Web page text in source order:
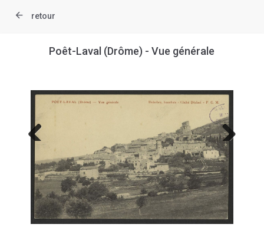
retour
Poêt-Laval (Drôme) - Vue générale
Previous Next